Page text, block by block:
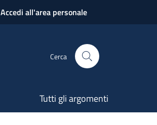
Accedi all'area personale
Cerca
Tutti gli argomenti